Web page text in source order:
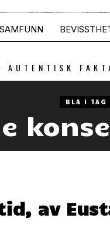
SAMFUNN
AUTENTISK
BLA I TAG
av